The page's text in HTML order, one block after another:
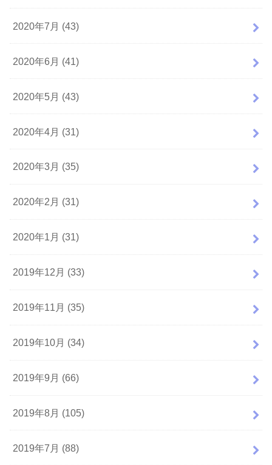
2020年7月 (43)
2020年6月 (41)
2020年5月 (43)
2020年4月 (31)
2020年3月 (35)
2020年2月 (31)
2020年1月 (31)
2019年12月 (33)
2019年11月 (35)
2019年10月 (34)
2019年9月 (66)
2019年8月 (105)
2019年7月 (88)